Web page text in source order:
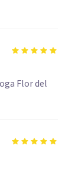
Flor del